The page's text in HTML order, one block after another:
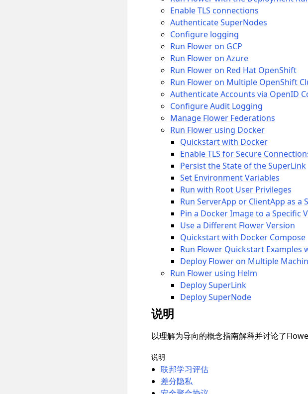
Enable TLS connections
Authenticate SuperNodes
Configure logging
Run Flower on GCP
Run Flower on Azure
Run Flower on Red Hat OpenShift
Run Flower on Multiple OpenShift
Authenticate Accounts via OpenID
Configure Audit Logging
Manage Flower Federations
Run Flower using Docker
Quickstart with Docker
Enable TLS for Secure
Persist the State of the SuperLink
Set Environment Variables
Run with Root User Privileges
Run ServerApp or ClientApp as a
Pin a Docker Image to a Specific
Use a Different Flower Version
Quickstart with Docker Compose
Run Flower Quickstart Examples
Deploy Flower on Multiple
Run Flower using Helm
Deploy SuperLink
Deploy SuperNode
说明
以理解为导向的概念指南解释并讨论了
说明
联邦学习评估
差分隐私